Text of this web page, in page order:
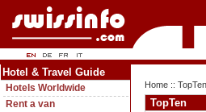
Hotel & Travel Guide
Hotels Worldwide
Rent a van
Home :: TopTen
TopTen